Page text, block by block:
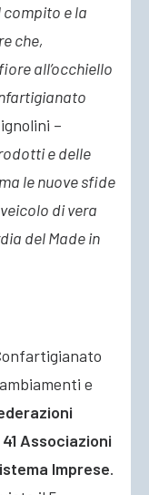
e la
che,
all’occhiello
–
e delle
le nuove sfide
di vera
del Made in
e
41 Associazioni
Imprese.